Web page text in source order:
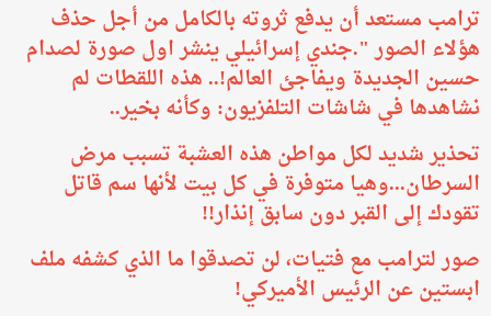
ترامب مستعد أن يدفع ثروته بالكامل من أجل حذف
هؤلاء الصور ".جندي إسرائيلي ينشر اول صورة لصدام
حسين الجديدة ويفاجئ العالم!.. هذه اللقطات لم
نشاهدها في شاشات التلفزيون: وكأنه بخير..
تحذير شديد لكل مواطن هذه العشبة تسبب مرض
السرطان...وهيا متوفرة في كل بيت لأنها سم قاتل
تقودك إلى القبر دون سابق إنذار!!
صور لترامب مع فتيات، لن تصدقوا ما الذي كشفه ملف
ابستين عن الرئيس الأميركي!